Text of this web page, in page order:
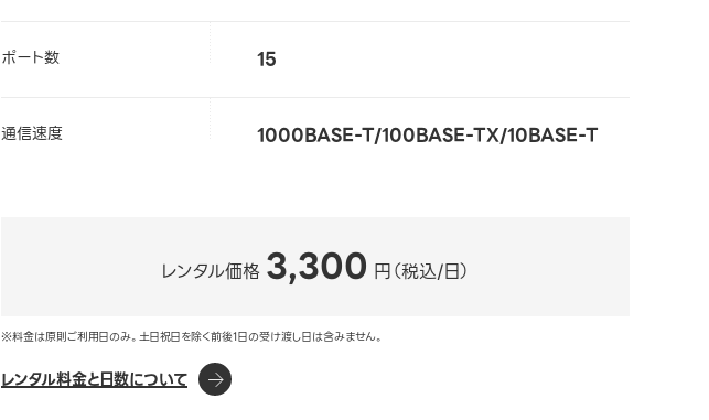
ポート数 15
通信速度 1000BASE-T/100BASE-TX/10BASE-T
レンタル価格 3,300 円（税込/日）
※料金は原則ご利用日のみ。土日祝日を除く前後1日の受け渡し日は含みません。
レンタル料金と日数について